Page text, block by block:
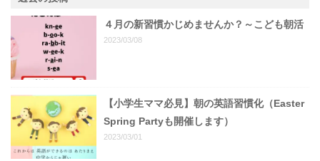
４月の新習慣かじめませんか？～こども朝活
2023/03/08
【小学生ママ必見】朝の英語習慣化（Easter
Spring Partyも開催します）
2023/03/01